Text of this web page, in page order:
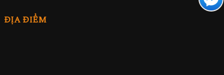
ĐỊA ĐIỂM